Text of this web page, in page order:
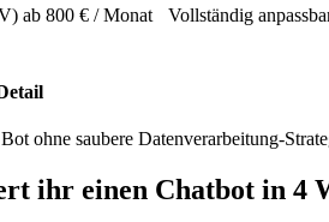
ab 800 € / Monat Vollständig
ohne saubere Datenverarbeitung-
ihr einen Chatbot in 4